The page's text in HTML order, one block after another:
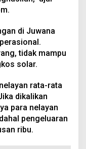
di Juwana
tidak mampu
solar.
rata-rata
dikalikan
para nelayan
pengeluaran
ribu.